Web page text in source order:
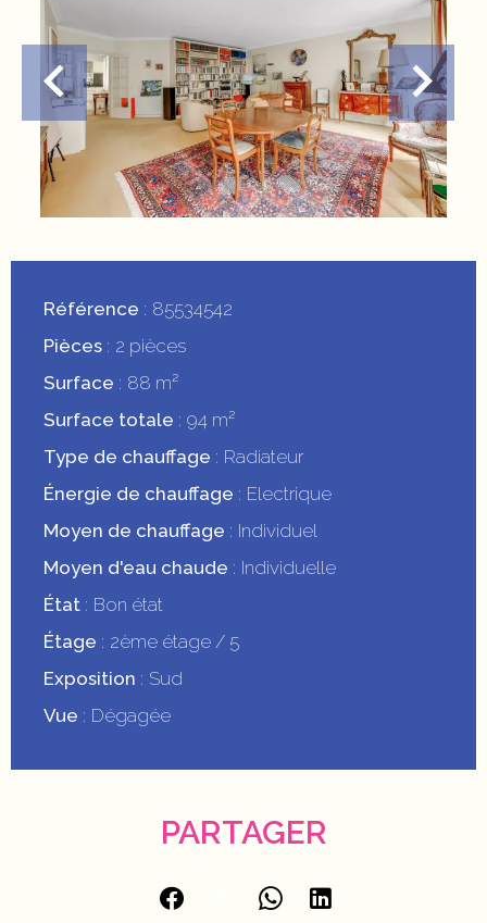
Référence
85534542
Pièces
2 pièces
Surface
88 m²
Surface totale
94 m²
Type de chauffage
Radiateur
Énergie de chauffage
Electrique
Moyen de chauffage
Individuel
Moyen d'eau chaude
Individuelle
État
Bon état
Étage
2ème étage / 5
Exposition
Sud
Vue
Dégagée
PARTAGER